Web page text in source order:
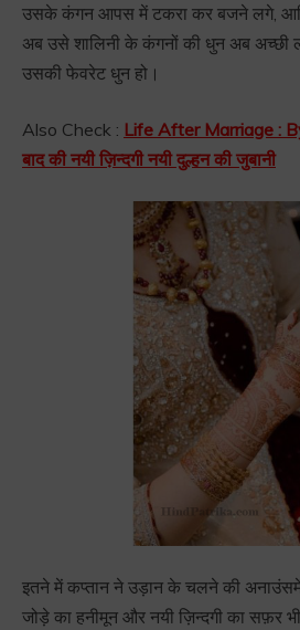
उसके कंगन आपस में टकरा कर बजने लगे,
अब उसे शालिनी के कंगनों की धुन अब
उसकी फेवरेट धुन हो।
Also Check : Life After Marriage :
बाद की नयी ज़िन्दगी नयी दुल्हन की जुबानी
इतने में कप्तान ने उड़ान के चलने की
जोड़े का हनीमून और नयी ज़िन्दगी का सफ़र